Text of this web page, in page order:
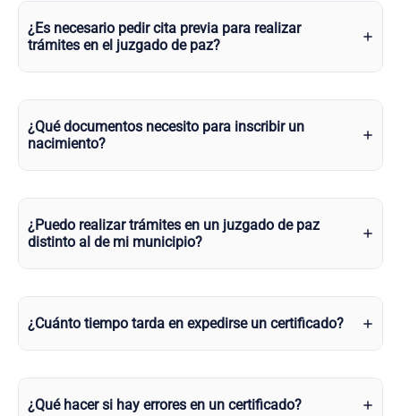
¿Es necesario pedir cita previa para realizar
trámites en el juzgado de paz?
¿Qué documentos necesito para inscribir un
nacimiento?
¿Puedo realizar trámites en un juzgado de paz
distinto al de mi municipio?
¿Cuánto tiempo tarda en expedirse un certificado?
¿Qué hacer si hay errores en un certificado?